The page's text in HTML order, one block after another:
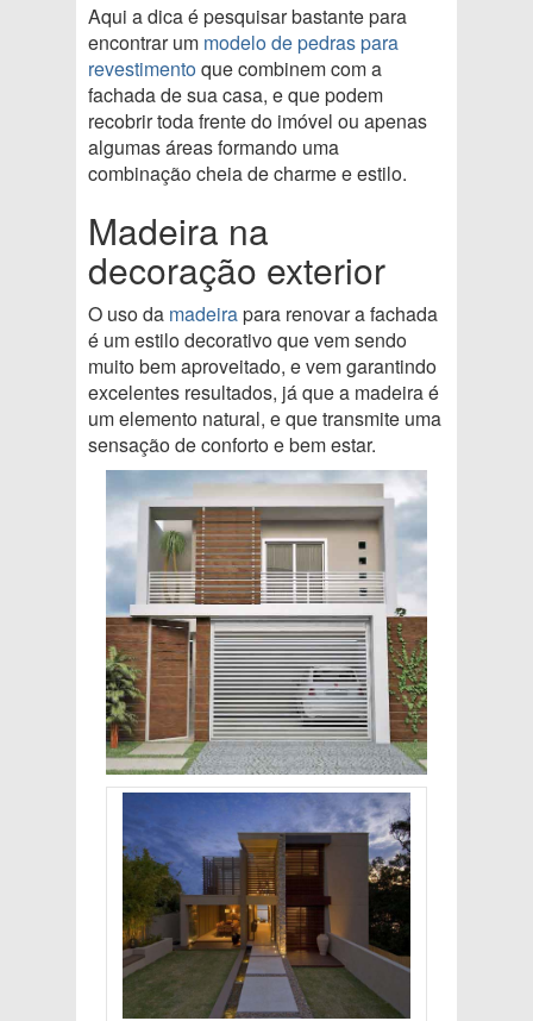
Aqui a dica é pesquisar bastante para
encontrar um modelo de pedras para
revestimentoque combinem com a
fachada de sua casa, e que podem
recobrir toda frente do imóvel ou apenas
algumas áreas formando uma
combinação cheia de charme e estilo.
Madeira na
decoração exterior
O uso da madeirapara renovar a fachada
é um estilo decorativo que vem sendo
muito bem aproveitado, e vem garantindo
excelentes resultados, já que a madeira é
um elemento natural, e que transmite uma
sensação de conforto e bem estar.